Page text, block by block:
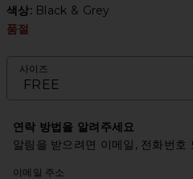
색상: Black & Grey
품절
사이즈
연락 방법을 알려주세요
알림을 받으려면 이메일, 전화번호
이메일 주소